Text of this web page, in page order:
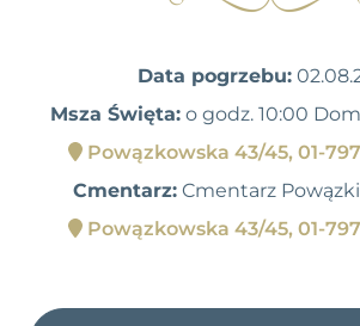
Data pogrzebu:
Msza Święta: o godz. 10:00
Powązkowska 43/45, 01-
Cmentarz:Cmentarz
Powązkowska 43/45, 01-